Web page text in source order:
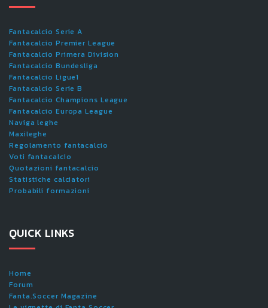
Fantacalcio Serie A
Fantacalcio Premier League
Fantacalcio Primera Division
Fantacalcio Bundesliga
Fantacalcio Ligue1
Fantacalcio Serie B
Fantacalcio Champions League
Fantacalcio Europa League
Naviga leghe
Maxileghe
Regolamento fantacalcio
Voti fantacalcio
Quotazioni fantacalcio
Statistiche calciatori
Probabili formazioni
QUICK LINKS
Home
Forum
Fanta.Soccer Magazine